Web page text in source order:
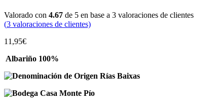
Valorado con 4.67 de 5 en base a 3 valoraciones de clientes
(3 valoraciones de clientes)
11,95€
Albariño 100%
Rías Baixas
Casa Monte Pío